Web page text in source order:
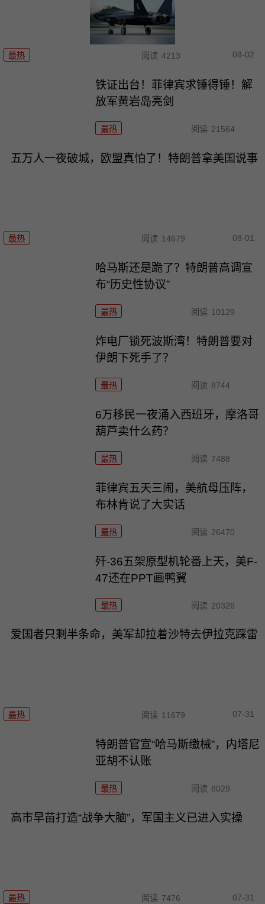
最热 阅读 4213 08-02
铁证出台！菲律宾求锤得锤！解
放军黄岩岛亮剑
最热 阅读 21564
五万人一夜破城，欧盟真怕了！特朗普拿美国说事
最热 阅读 14679 08-01
哈马斯还是跪了？特朗普高调宣
布“历史性协议”
最热 阅读 10129
炸电厂锁死波斯湾！特朗普要对
伊朗下死手了？
最热 阅读 8744
6万移民一夜涌入西班牙，摩洛哥
葫芦卖什么药？
最热 阅读 7488
菲律宾五天三闹，美航母压阵，
布林肯说了大实话
最热 阅读 26470
歼-36五架原型机轮番上天，美F-
47还在PPT画鸭翼
最热 阅读 20326
爱国者只剩半条命，美军却拉着沙特去伊拉克踩雷
最热 阅读 11679 07-31
特朗普官宣“哈马斯缴械”，内塔尼
亚胡不认账
最热 阅读 8029
高市早苗打造“战争大脑”，军国主义已进入实操
最热 阅读 7476 07-31